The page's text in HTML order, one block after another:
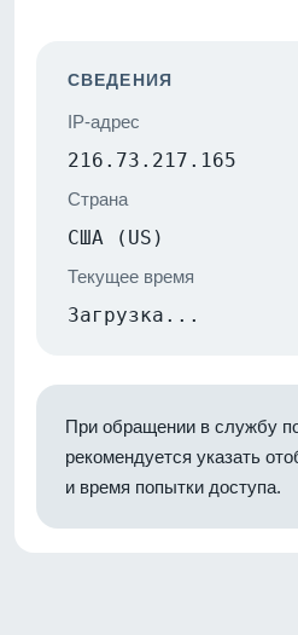
СВЕДЕНИЯ
IP-адрес
216.73.217.165
Страна
США (US)
Текущее время
Загрузка...
При обращении в службу
рекомендуется указать
и время попытки доступа.